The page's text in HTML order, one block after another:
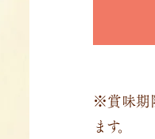
※賞味期
ます。